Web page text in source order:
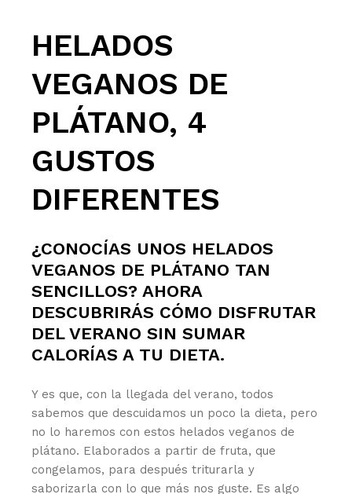
HELADOS
VEGANOS DE
PLÁTANO, 4
GUSTOS
DIFERENTES
¿CONOCÍAS UNOS HELADOS
VEGANOS DE PLÁTANO TAN
SENCILLOS? AHORA
DESCUBRIRÁS CÓMO DISFRUTAR
DEL VERANO SIN SUMAR
CALORÍAS A TU DIETA.
Y es que, con la llegada del verano, todos
sabemos que descuidamos un poco la dieta, pero
no lo haremos con estos helados veganos de
plátano. Elaborados a partir de fruta, que
congelamos, para después triturarla y
saborizarla con lo que más nos guste. Es algo